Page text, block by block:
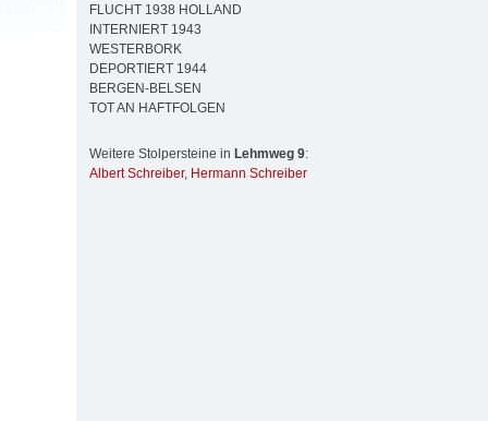
FLUCHT 1938 HOLLAND
INTERNIERT 1943
WESTERBORK
DEPORTIERT 1944
BERGEN-BELSEN
TOT AN HAFTFOLGEN
Weitere Stolpersteine in Lehmweg 9:
Albert Schreiber, Hermann Schreiber